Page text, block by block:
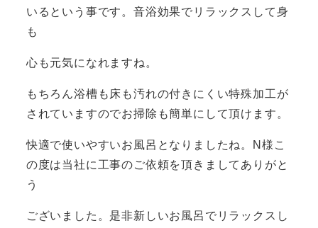
いるという事です。音浴効果でリラックスして身
も
心も元気になれますね。
もちろん浴槽も床も汚れの付きにくい特殊加工が
されていますのでお掃除も簡単にして頂けます。
快適で使いやすいお風呂となりましたね。N様こ
の度は当社に工事のご依頼を頂きましてありがと
う
ございました。是非新しいお風呂でリラックスし